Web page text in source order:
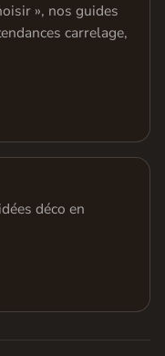
», nos guides
carrelage,
déco en